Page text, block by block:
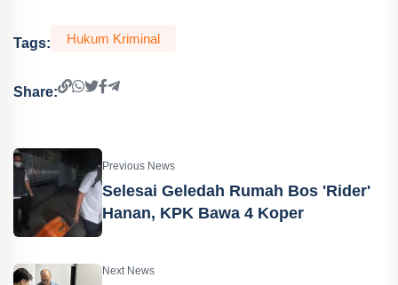
Tags: Hukum Kriminal
Share:
Previous News
Selesai Geledah Rumah Bos 'Rider'
Hanan, KPK Bawa 4 Koper
Next News